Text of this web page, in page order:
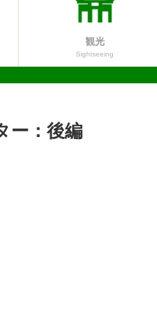
観光
Sightseeing
ー：後編